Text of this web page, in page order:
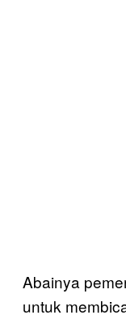
Abainya
untuk